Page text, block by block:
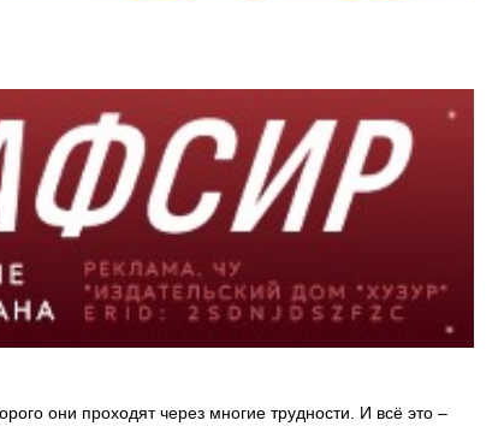
они проходят через многие трудности. И всё это –